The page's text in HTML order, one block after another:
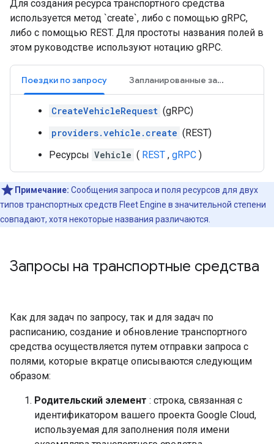
Для создания ресурса транспортного средства
используется метод `create`, либо с помощью gRPC,
либо с помощью REST. Для простоты названия полей в
этом руководстве используют нотацию gRPC.
Поездки по запросу Запланированные задачи
CreateVehicleRequest (gRPC)
providers.vehicle.create (REST)
Ресурсы Vehicle ( REST , gRPC )
Примечание: Сообщения запроса и поля ресурсов для двух
типов транспортных средств Fleet Engine в значительной степени
совпадают, хотя некоторые названия различаются.
Запросы на транспортные средства
Как для задач по запросу, так и для задач по
расписанию, создание и обновление транспортного
средства осуществляется путем отправки запроса с
полями, которые вкратце описываются следующим
образом:
Родительский элемент : строка, связанная с
идентификатором вашего проекта Google Cloud,
используемая для заполнения поля имени